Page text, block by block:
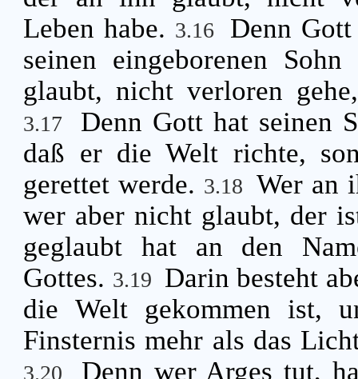
Leben habe. 3.16
Denn
seinen eingeborenen
glaubt, nicht verloren
3.17
Denn Gott hat seinen
daß er die Welt richte,
gerettet werde. 3.18 Wer an
wer aber nicht glaubt, der
geglaubt hat an den
Gottes. 3.19 Darin besteht
die Welt gekommen ist,
Finsternis mehr als das
3.20
Denn wer Arges tut,